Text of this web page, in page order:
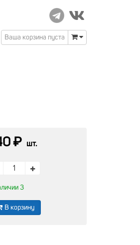
Ваша корзина пуста
₽ шт.
3
В корзину